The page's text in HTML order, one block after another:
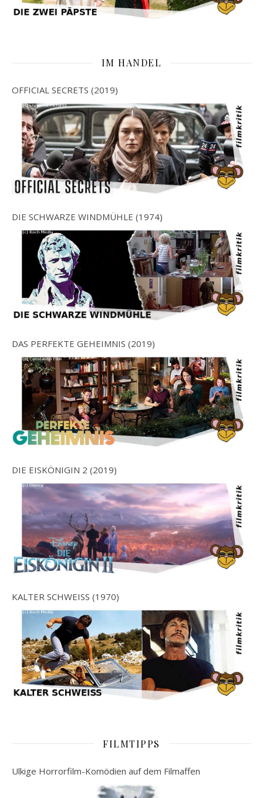
IM HANDEL
OFFICIAL SECRETS (2019)
DIE SCHWARZE WINDMÜHLE (1974)
DAS PERFEKTE GEHEIMNIS (2019)
DIE EISKÖNIGIN 2 (2019)
KALTER SCHWEISS (1970)
FILMTIPPS
Ulkige Horrorfilm-Komödien auf dem Filmaffen